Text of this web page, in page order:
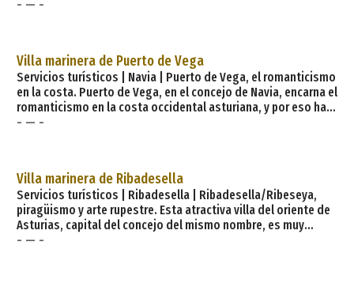
Coaña, nació con las casas de los marineros enclavadas en
generaciones. Tras años atr
- — -
Villa marinera de Puerto de Vega
Servicios turísticos | Navia | Puerto de Vega, el romanticismo
en la costa. Puerto de Vega, en el concejo de Navia, encarna el
romanticismo en la costa occidental asturiana, y por eso ha
sido y es una poderosa fuente de inspiración para los
asturianas y todo un universo rural, colorido y aut
- — -
Villa marinera de Ribadesella
Servicios turísticos | Ribadesella | Ribadesella/Ribeseya,
piragüismo y arte rupestre. Esta atractiva villa del oriente de
Asturias, capital del concejo del mismo nombre, es muy
famosa por dos hitos irrenunciables e irrepetibles: por ser el
- — -